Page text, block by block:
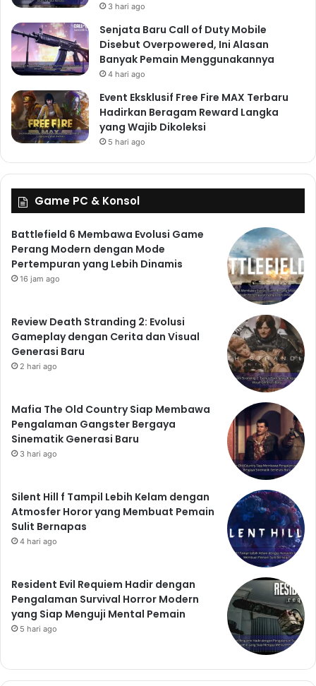
3 hari ago
Senjata Baru Call of Duty Mobile
Disebut Overpowered, Ini Alasan
Banyak Pemain Menggunakannya
4 hari ago
Event Eksklusif Free Fire MAX Terbaru
Hadirkan Beragam Reward Langka
yang Wajib Dikoleksi
5 hari ago
Game PC & Konsol
Battlefield 6 Membawa Evolusi Game
Perang Modern dengan Mode
Pertempuran yang Lebih Dinamis
16 jam ago
Review Death Stranding 2: Evolusi
Gameplay dengan Cerita dan Visual
Generasi Baru
2 hari ago
Mafia The Old Country Siap Membawa
Pengalaman Gangster Bergaya
Sinematik Generasi Baru
3 hari ago
Silent Hill f Tampil Lebih Kelam dengan
Atmosfer Horor yang Membuat Pemain
Sulit Bernapas
4 hari ago
Resident Evil Requiem Hadir dengan
Pengalaman Survival Horror Modern
yang Siap Menguji Mental Pemain
5 hari ago